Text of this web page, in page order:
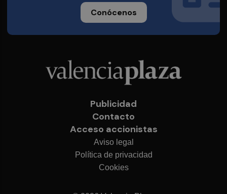
Conócenos
Publicidad
Contacto
Acceso accionistas
Aviso legal
Política de privacidad
Cookies